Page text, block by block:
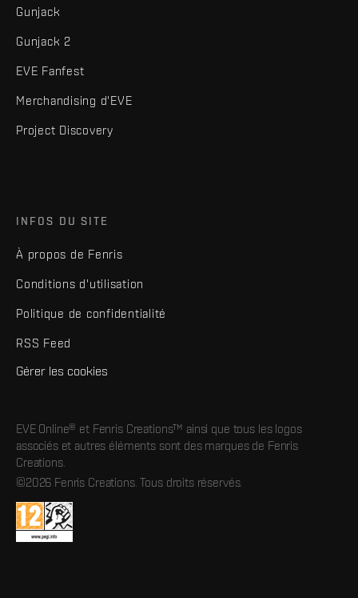
Gunjack
Gunjack 2
EVE Fanfest
Merchandising d'EVE
Project Discovery
INFOS DU SITE
À propos de Fenris
Conditions d'utilisation
Politique de confidentialité
RSS Feed
Gérer les cookies
EVE Online® et Fenris Creations™ ainsi que tous les logos
associés et autres éléments sont des marques de Fenris
Creations.
©2026 Fenris Creations. Tous droits réservés.